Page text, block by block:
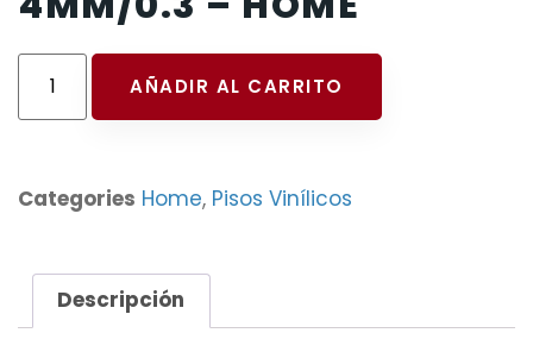
AÑADIR AL CARRITO
Categories Home, Pisos Vinílicos
Descripción